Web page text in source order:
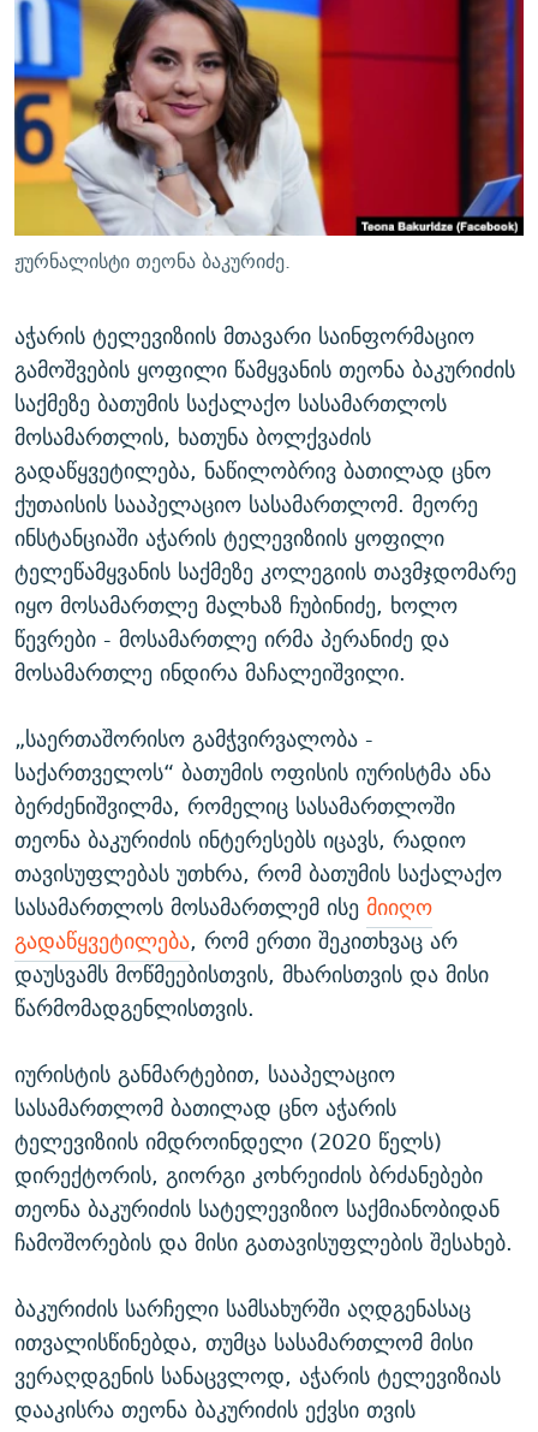
ᲛᲝᲚᲐᲞᲐᲠᲐᲙᲔ ᲢᲔᲥᲡᲢᲔᲑᲘ
ᲨᲘᲜ - ᲣᲪᲮᲝᲔᲗᲨᲘ
ᲚᲘᲢᲔᲠᲐᲢᲣᲠᲣᲚᲘ ᲬᲐᲮᲜᲐᲒᲔᲑᲘ
ᲐᲛᲔᲠᲘᲙᲣᲚᲘ ᲛᲝᲗᲮᲠᲝᲑᲐ
ᲘᲛᲞᲔᲠᲘᲐ ᲓᲐ ᲠᲐᲓᲘᲝ
ᲩᲔᲛᲘ ᲡᲘᲙᲕᲓᲘᲚᲘᲡ ᲛᲘᲖᲔᲖᲘᲐ COVID-19
11 ᲬᲔᲚᲘ - 11 ᲐᲛᲑᲐᲕᲘ
ᲡᲐᲞᲐᲠᲚᲐᲛᲔᲜᲢᲝ ᲐᲠᲩᲔᲕᲜᲔᲑᲘᲡ ᲘᲡᲢᲝᲠᲘᲐ
ᲑᲐᲕᲨᲕᲔᲑᲘ ᲞᲠᲝᲡᲢᲘᲢᲣᲪᲘᲐᲨᲘ - ᲐᲛᲝᲣᲗᲥᲛᲔᲚᲘ ᲐᲛᲑᲐᲕᲘ
5 ᲐᲛᲑᲐᲕᲘ - 20 ᲘᲕᲜᲘᲡᲡ ᲓᲐᲨᲐᲕᲔᲑᲣᲚᲔᲑᲘ
ᲐᲒᲕᲘᲡᲢᲝᲡ ᲝᲛᲘ
ПРИВЕТ ᲙᲣᲚᲢᲣᲠᲐ
ᲒᲐᲛᲝᲘᲬᲔᲠᲔ
რთე/რთ-ის ყველა საიტი
ჟურნალისტი თეონა ბაკურიძე.
აჭარის ტელევიზიის მთავარი საინფორმაციო
გამოშვების ყოფილი წამყვანის თეონა ბაკურიძის
საქმეზე ბათუმის საქალაქო სასამართლოს
მოსამართლის, ხათუნა ბოლქვაძის
გადაწყვეტილება, ნაწილობრივ ბათილად ცნო
ქუთაისის სააპელაციო სასამართლომ. მეორე
ინსტანციაში აჭარის ტელევიზიის ყოფილი
ტელეწამყვანის საქმეზე კოლეგიის თავმჯდომარე
იყო მოსამართლე მალხაზ ჩუბინიძე, ხოლო
წევრები - მოსამართლე ირმა პერანიძე და
მოსამართლე ინდირა მაჩალეიშვილი.
„საერთაშორისო გამჭვირვალობა -
საქართველოს“ ბათუმის ოფისის იურისტმა ანა
ბერძენიშვილმა, რომელიც სასამართლოში
თეონა ბაკურიძის ინტერესებს იცავს, რადიო
თავისუფლებას უთხრა, რომ ბათუმის საქალაქო
სასამართლოს მოსამართლემ ისე მიიღო
გადაწყვეტილება, რომ ერთი შეკითხვაც არ
დაუსვამს მოწმეებისთვის, მხარისთვის და მისი
წარმომადგენლისთვის.
იურისტის განმარტებით, სააპელაციო
სასამართლომ ბათილად ცნო აჭარის
ტელევიზიის იმდროინდელი (2020 წელს)
დირექტორის, გიორგი კოხრეიძის ბრძანებები
თეონა ბაკურიძის სატელევიზიო საქმიანობიდან
ჩამოშორების და მისი გათავისუფლების შესახებ.
ბაკურიძის სარჩელი სამსახურში აღდგენასაც
ითვალისწინებდა, თუმცა სასამართლომ მისი
ვერაღდგენის სანაცვლოდ, აჭარის ტელევიზიას
დააკისრა თეონა ბაკურიძის ექვსი თვის